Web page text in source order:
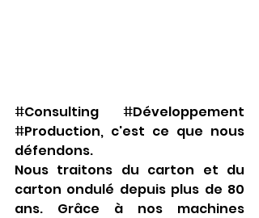
ⵌConsulting ⵌDéveloppement
ⵌProduction, c'est ce que nous
défendons.
Nous traitons du carton et du
carton ondulé depuis plus de 80
ans. Grâce à nos machines